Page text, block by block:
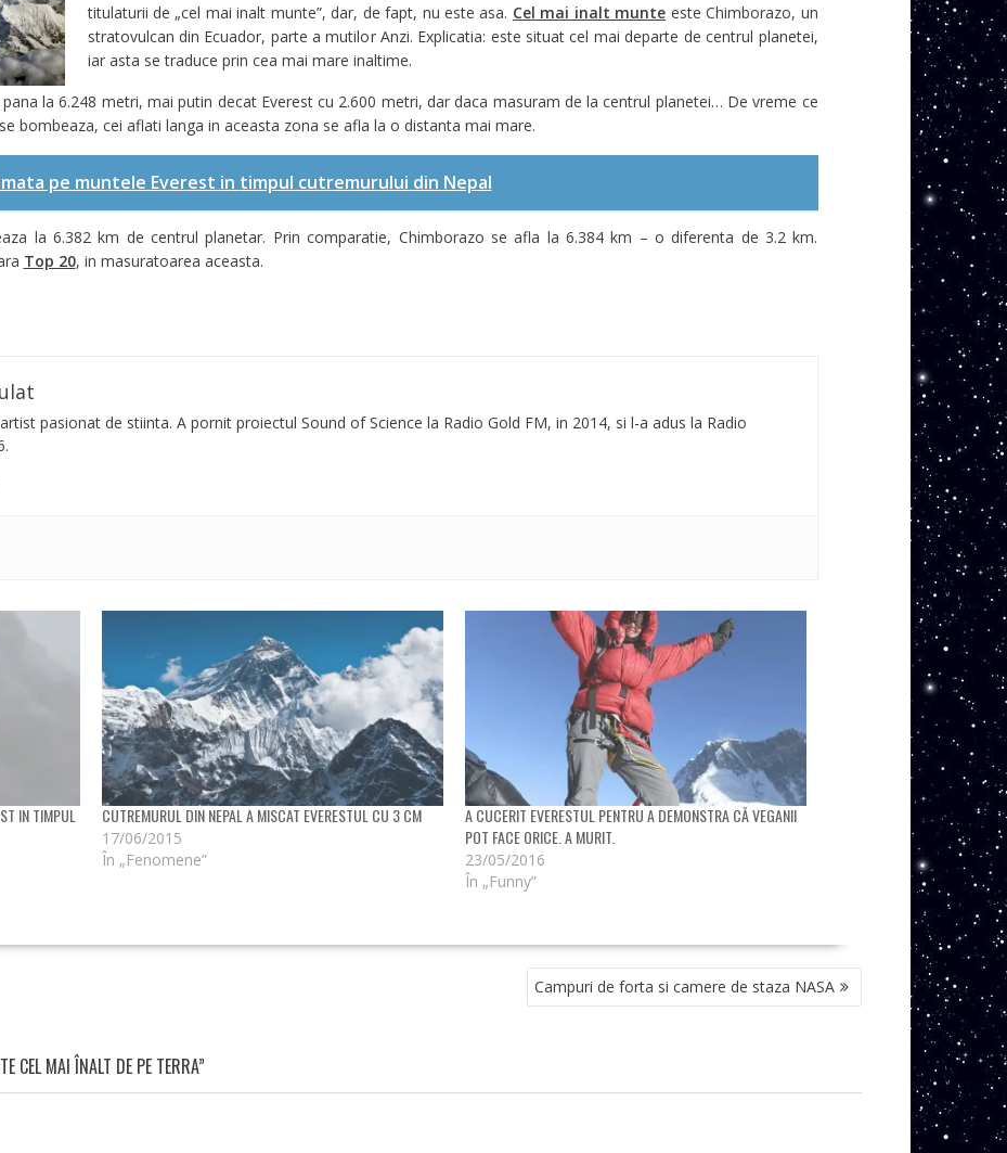
titulaturii de „cel mai inalt munte”, dar, de fapt, nu este asa. Cel mai inalt munte este Chimborazo, un
stratovulcan din Ecuador, parte a mutilor Anzi. Explicatia: este situat cel mai departe de centrul planetei,
iar asta se traduce prin cea mai mare inaltime.
la 6.248 metri, mai putin decat Everest cu 2.600 metri, dar daca masuram de la centrul planetei… De vreme ce
bombeaza, cei aflati langa in aceasta zona se afla la o distanta mai mare.
pe muntele Everest in timpul cutremurului din Nepal
la 6.382 km de centrul planetar. Prin comparatie, Chimborazo se afla la 6.384 km – o diferenta de 3.2 km.
Top 20, in masuratoarea aceasta.
pasionat de stiinta. A pornit proiectul Sound of Science la Radio Gold FM, in 2014, si l-a adus la Radio
IN TIMPUL
CUTREMURUL DIN NEPAL A MISCAT EVERESTUL CU 3 CM
17/06/2015
În „Fenomene”
A CUCERIT EVERESTUL PENTRU A DEMONSTRA CĂ VEGANII
POT FACE ORICE. A MURIT.
23/05/2016
În „Funny”
Campuri de forta si camere de staza NASA
CEL MAI ÎNALT DE PE TERRA”